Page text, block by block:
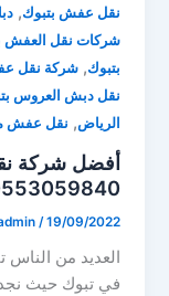
نقل عفش بتبوك,
شركات نقل العفش
بتبوك,شركة نقل
نقل دبش العروس
الرياض, نقل عفش
أفضل شركة
/19/09/2022
العديد من
في تبوك حيث